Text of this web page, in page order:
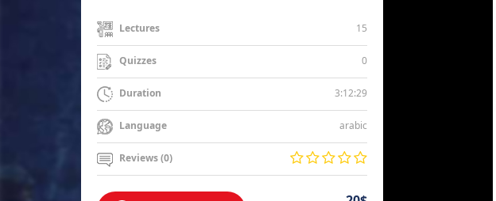
Lectures 15
Quizzes 0
Duration 3:12:29
Language arabic
Reviews (0)